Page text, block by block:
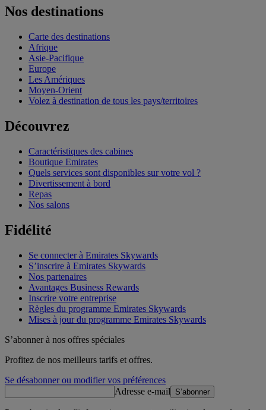
Nos destinations
Carte des destinations
Afrique
Asie-Pacifique
Europe
Les Amériques
Moyen-Orient
Volez à destination de tous les pays/territoires
Découvrez
Caractéristiques des cabines
Boutique Emirates
Quels services sont disponibles sur votre vol ?
Divertissement à bord
Repas
Nos salons
Fidélité
Se connecter à Emirates Skywards
S’inscrire à Emirates Skywards
Nos partenaires
Avantages Business Rewards
Inscrire votre entreprise
Règles du programme Emirates Skywards
Mises à jour du programme Emirates Skywards
S’abonner à nos offres spéciales
Profitez de nos meilleurs tarifs et offres.
Se désabonner ou modifier vos préférences
Adresse e-mail
S’abonner